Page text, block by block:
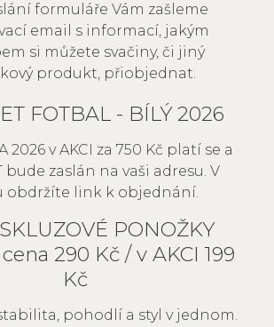
formuláře Vám zašleme
email s informací, jakým
si můžete svačiny, či jiný
produkt, přiobjednat.
FOTBAL - BÍLÝ 2026
2026 v AKCI za 750 Kč platí se a
bude zaslán na vaši adresu. V
obdržíte link k objednání.
PONOŽKY
290 Kč / v AKCI 199
Kč
pohodlí a styl v jednom.